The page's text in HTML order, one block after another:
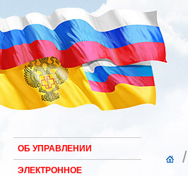
ОБ УПРАВЛЕНИИ
ЭЛЕКТРОННОЕ
/